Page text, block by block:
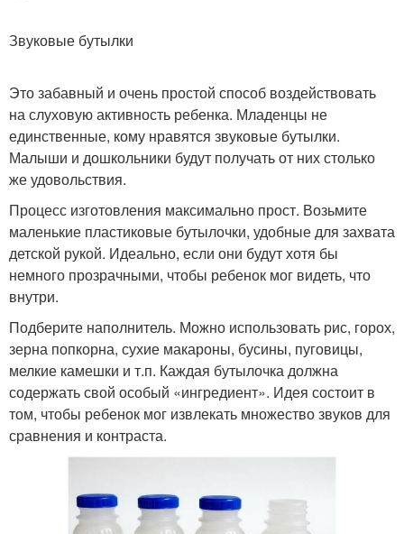
Звуковые бутылки
Это забавный и очень простой способ воздействовать
на слуховую активность ребенка. Младенцы не
единственные, кому нравятся звуковые бутылки.
Малыши и дошкольники будут получать от них столько
же удовольствия.
Процесс изготовления максимально прост. Возьмите
маленькие пластиковые бутылочки, удобные для захвата
детской рукой. Идеально, если они будут хотя бы
немного прозрачными, чтобы ребенок мог видеть, что
внутри.
Подберите наполнитель. Можно использовать рис, горох,
зерна попкорна, сухие макароны, бусины, пуговицы,
мелкие камешки и т.п. Каждая бутылочка должна
содержать свой особый «ингредиент». Идея состоит в
том, чтобы ребенок мог извлекать множество звуков для
сравнения и контраста.